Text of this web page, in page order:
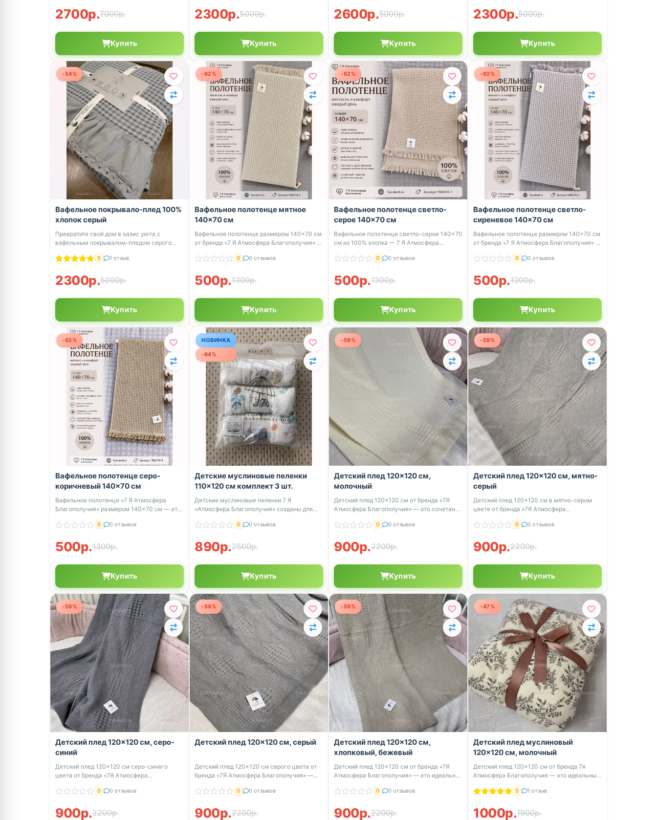
2700р.7000р.
Купить
2300р.5000р.
Купить
2600р.5000р.
Купить
2300р.5000р.
Купить
-54%
Вафельное покрывало-плед 100%
хлопок серый
Превратите свой дом в оазис уюта с
вафельным покрывалом-пледом серого
5 1 отзыв
2300р.5000р.
Купить
-62%
Вафельное полотенце мятное
140×70 см
Вафельное полотенце размером 140×70 см
от бренда «7 Я Атмосфера Благополучия» —
0 0 отзывов
500р.1300р.
Купить
-62%
Вафельное полотенце светло-
серое 140×70 см
Вафельное полотенце светло-серое 140×70
см из 100% хлопка — 7 Я Атмосфера
0 0 отзывов
500р.1300р.
Купить
-62%
Вафельное полотенце светло-
сиреневое 140×70 см
Вафельное полотенце размером 140×70 см
от бренда «7 Я Атмосфера Благополучия» –
0 0 отзывов
500р.1300р.
Купить
-62%
Вафельное полотенце серо-
коричневый 140×70 см
Вафельное полотенце «7 Я Атмосфера
Благополучия» размером 140×70 см — это
0 0 отзывов
500р.1300р.
Купить
НОВИНКА
-64%
Детские муслиновые пеленки
110×120 см комплект 3 шт.
Детские муслиновые пеленки 7 Я
«Атмосфера Благополучия» созданы для
заботы о мал...
0 0 отзывов
890р.2500р.
Купить
-59%
Детский плед 120×120 см,
молочный
Детский плед 120×120 см от бренда «7Я
Атмосфера Благополучия» — это сочетание
0 0 отзывов
900р.2200р.
Купить
-59%
Детский плед 120×120 см, мятно-
серый
Детский плед 120×120 см в мятно-сером
цвете от бренда «7Я Атмосфера
Благополучия...
0 0 отзывов
900р.2200р.
Купить
-59%
Детский плед 120×120 см, серо-
синий
Детский плед 120×120 см серо-синего
цвета от бренда «7Я Атмосфера
Благополучия» ...
0 0 отзывов
900р.2200р.
-59%
Детский плед 120×120 см, серый
Детский плед 120×120 см серого цвета от
бренда «7Я Атмосфера Благополучия» —
0 0 отзывов
900р.2200р.
-59%
Детский плед 120×120 см,
хлопковый, бежевый
Детский плед 120×120 см от бренда «7Я
Атмосфера Благополучия» — это идеальное
0 0 отзывов
900р.2200р.
-47%
Детский плед муслиновый
120x120 см, молочный
Детский плед 120×120 см от бренда 7я
Атмосфера Благополучия — это идеальный
5 1 отзыв
1000р.1900р.